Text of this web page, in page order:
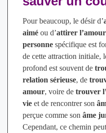
Pour beaucoup, le désir d’
aiméou d’attirer
personnespécifique est
de cette attraction initiale,
profond est souvent de
relation sérieuse, de
amour, voire de trouver
vieet de rencontrer son
perçue comme son âme
Cependant, ce chemin